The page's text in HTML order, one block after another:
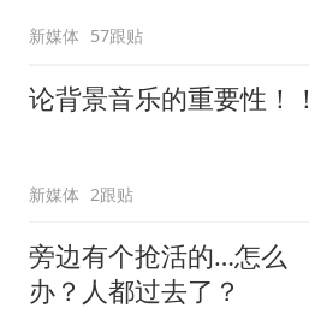
新媒体 57跟贴
论背景音乐的重要性！！
新媒体 2跟贴
旁边有个抢活的…怎么
办？人都过去了？